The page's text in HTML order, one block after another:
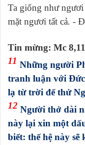
Ta giống như ngươi
mặt ngươi tất cả. -
Tin mừng: Mc
11 Những người
tranh luận với
lạ từ trời để thử
12 Người thở dài
này lại xin một
biết: thế hệ này